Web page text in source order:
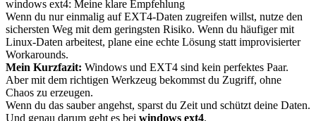
windows ext4: Meine klare Empfehlung
Wenn du nur einmalig auf EXT4-Daten zugreifen willst, nutze den
sichersten Weg mit dem geringsten Risiko. Wenn du häufiger mit
Linux-Daten arbeitest, plane eine echte Lösung statt improvisierter
Workarounds.
Mein Kurzfazit: Windows und EXT4 sind kein perfektes Paar.
Aber mit dem richtigen Werkzeug bekommst du Zugriff, ohne
Chaos zu erzeugen.
Wenn du das sauber angehst, sparst du Zeit und schützt deine Daten.
Und genau darum geht es bei windows ext4.